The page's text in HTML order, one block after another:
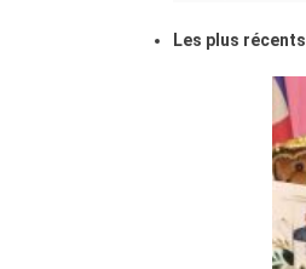
Les plus récents